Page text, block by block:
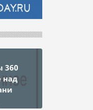
360
над